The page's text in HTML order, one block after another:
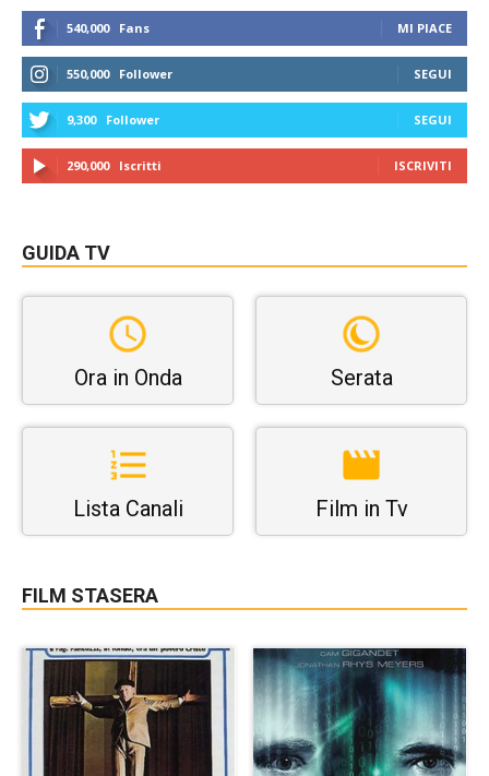
540,000 Fans MI PIACE
550,000 Follower SEGUI
9,300 Follower SEGUI
290,000 Iscritti ISCRIVITI
GUIDA TV
Ora in Onda Serata
Lista Canali Film in Tv
FILM STASERA